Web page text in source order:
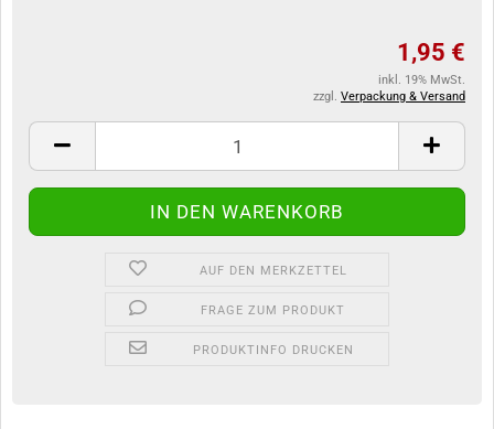
1,95 €
inkl. 19% MwSt.
zzgl. Verpackung & Versand
AUF DEN MERKZETTEL
FRAGE ZUM PRODUKT
PRODUKTINFO DRUCKEN